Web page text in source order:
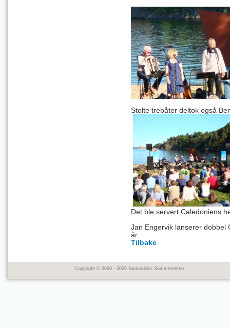
Stolte trebåter deltok også
Det ble servert Caledoniens
Jan Engervik lanserer dobbel
år.
Tilbake
Copyright © 2008 - 2026 Sørlandske Sommernetter